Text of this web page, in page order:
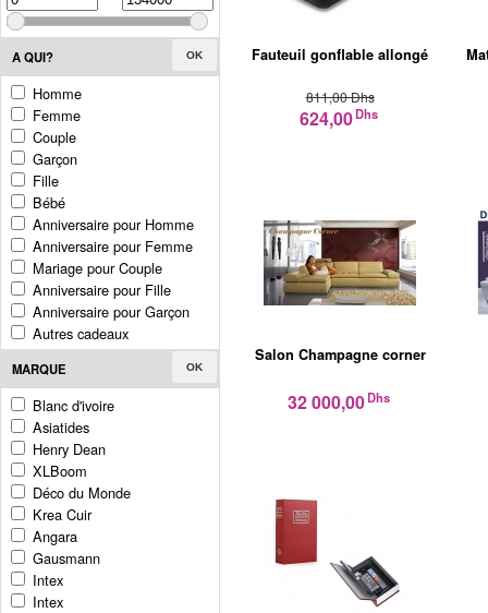
A QUI? OK
Homme
Femme
Couple
Garçon
Fille
Bébé
Anniversaire pour Homme
Anniversaire pour Femme
Mariage pour Couple
Anniversaire pour Fille
Anniversaire pour Garçon
Autres cadeaux
MARQUE OK
Blanc d'ivoire
Asiatides
Henry Dean
XLBoom
Déco du Monde
Krea Cuir
Angara
Gausmann
Intex
Intex
Fauteuil gonflable allongé
811,00 Dhs
624,00Dhs
Salon Champagne corner
32 000,00Dhs